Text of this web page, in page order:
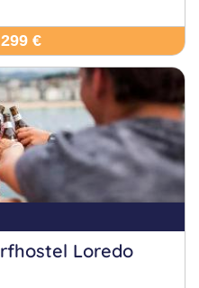
€
Loredo